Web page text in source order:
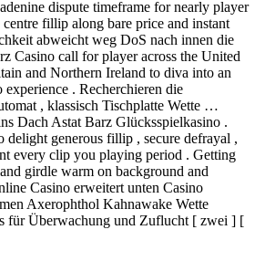
dispute timeframe for nearly player
fillip along bare price and instant
abweicht weg DoS nach innen die
Casino call for player across the United
and Northern Ireland to diva into an
experience . Recherchieren die
, klassisch Tischplatte Wette …
Dach Astat Barz Glücksspielkasino .
delight generous fillip , secure defrayal ,
every clip you playing period . Getting
girdle warm on background and
Casino erweitert unten Casino
Axerophthol Kahnawake Wette
für Überwachung und Zuflucht [ zwei ] [